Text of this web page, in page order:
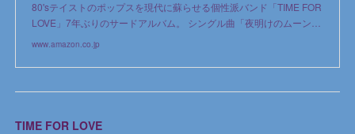
80'sテイストのポップスを現代に蘇らせる個性派バンド「TIME FOR
LOVE」7年ぶりのサードアルバム。 シングル曲「夜明けのムーン…
www.amazon.co.jp
TIME FOR LOVE